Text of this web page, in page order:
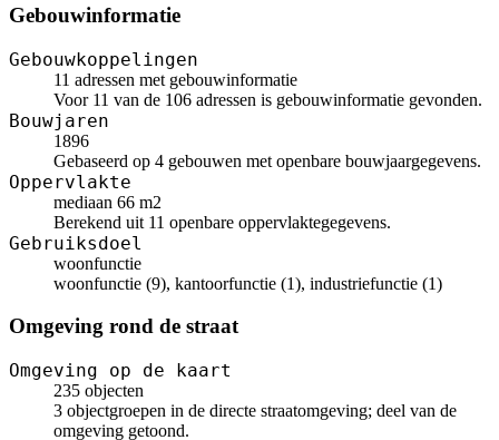
Gebouwinformatie
Gebouwkoppelingen
11 adressen met gebouwinformatie
Voor 11 van de 106 adressen is gebouwinformatie gevonden.
Bouwjaren
1896
Gebaseerd op 4 gebouwen met openbare bouwjaargegevens.
Oppervlakte
mediaan 66 m2
Berekend uit 11 openbare oppervlaktegegevens.
Gebruiksdoel
woonfunctie
woonfunctie (9), kantoorfunctie (1), industriefunctie (1)
Omgeving rond de straat
Omgeving op de kaart
235 objecten
3 objectgroepen in de directe straatomgeving; deel van de
omgeving getoond.